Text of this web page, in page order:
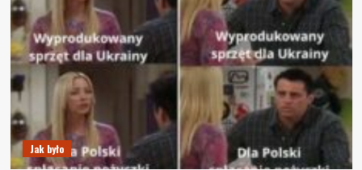
Jak było